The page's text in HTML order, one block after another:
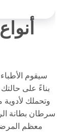
سيقوم
بناءً على
وتحملك لأدوية
سرطان بطانة
معظم المرضى